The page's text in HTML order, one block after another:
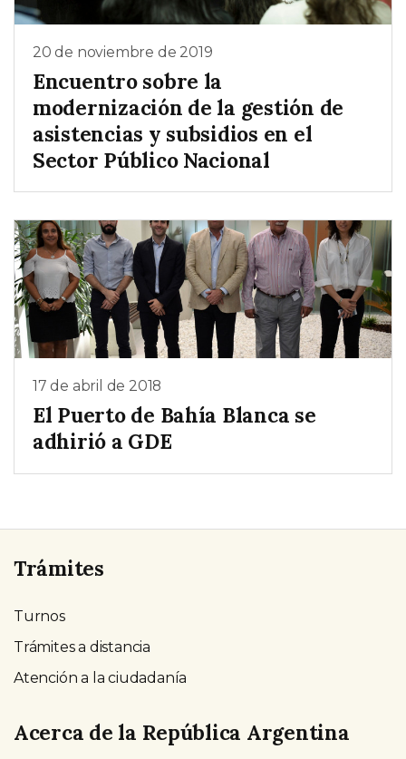
20 de noviembre de 2019
Encuentro sobre la
modernización de la gestión de
asistencias y subsidios en el
Sector Público Nacional
17 de abril de 2018
El Puerto de Bahía Blanca se
adhirió a GDE
Trámites
Turnos
Trámites a distancia
Atención a la ciudadanía
Acerca de la República Argentina